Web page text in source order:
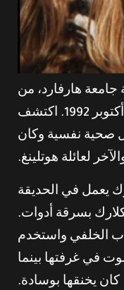
جامعة هارفارد، من
منزلها في بيثيسدا، ماريلاند، في أكتوبر 1992. اكتشف
صحية نفسية وكان
لعائلة هوتلينغ.
كان كلارك يعمل في الحديقة
كلارك بسرقة أدوات.
الخلفي واستخدم
في غرفتها بينما
كان يخنقها بوسادة.